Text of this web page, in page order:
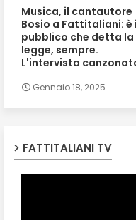
Musica, il cantautore
Bosio a Fattitaliani: è
pubblico che detta la
legge, sempre.
L'intervista
Gennaio 18, 2025
FATTITALIANI TV